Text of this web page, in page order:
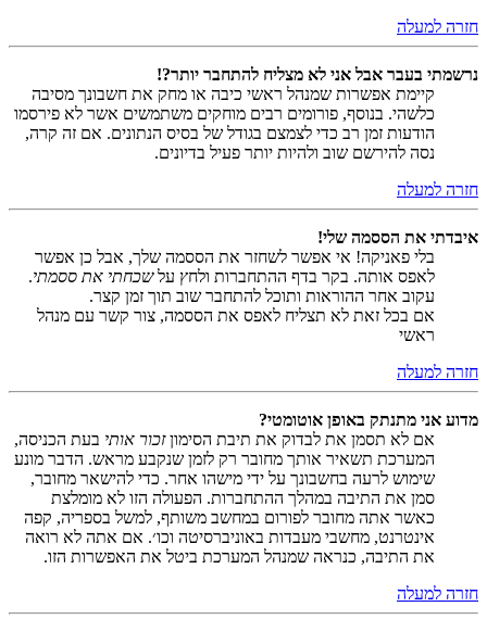
חזרה למעלה
נרשמתי בעבר אבל אני לא מצליח להתחבר יותר?!
קיימת אפשרות שמנהל ראשי כיבה או מחק את חשבונך מסיבה
כלשהי. בנוסף, פורומים רבים מוחקים משתמשים אשר לא פירסמו
הודעות זמן רב כדי לצמצם בגודל של בסיס הנתונים. אם זה קרה,
נסה להירשם שוב ולהיות יותר פעיל בדיונים.
חזרה למעלה
איבדתי את הססמה שלי!
בלי פאניקה! אי אפשר לשחזר את הססמה שלך, אבל כן אפשר
לאפס אותה. בקר בדף ההתחברות ולחץ עלשכחתי את ססמתי.
עקוב אחר ההוראות ותוכל להתחבר שוב תוך זמן קצר.
אם בכל זאת לא תצליח לאפס את הססמה, צור קשר עם מנהל
ראשי
חזרה למעלה
מדוע אני מתנתק באופן אוטומטי?
אם לא תסמן את לבדוק את תיבת הסימוןזכור אותי בעת הכניסה,
המערכת תשאיר אותך מחובר רק לזמן שנקבע מראש. הדבר מונע
שימוש לרעה בחשבונך על ידי מישהו אחר. כדי להישאר מחובר,
סמן את התיבה במהלך ההתחברות. הפעולה הזו לא מומלצת
כאשר אתה מחובר לפורום במחשב משותף, למשל בספריה, קפה
אינטרנט, מחשבי מעבדות באוניברסיטה וכו׳. אם אתה לא רואה
את התיבה, כנראה שמנהל המערכת ביטל את האפשרות הזו.
חזרה למעלה